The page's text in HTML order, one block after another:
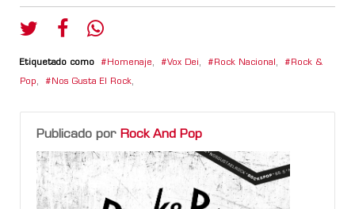
Etiquetado como Homenaje, Vox Dei, Rock Nacional , Rock &
Pop, Nos Gusta El Rock,
Publicado por Rock And Pop